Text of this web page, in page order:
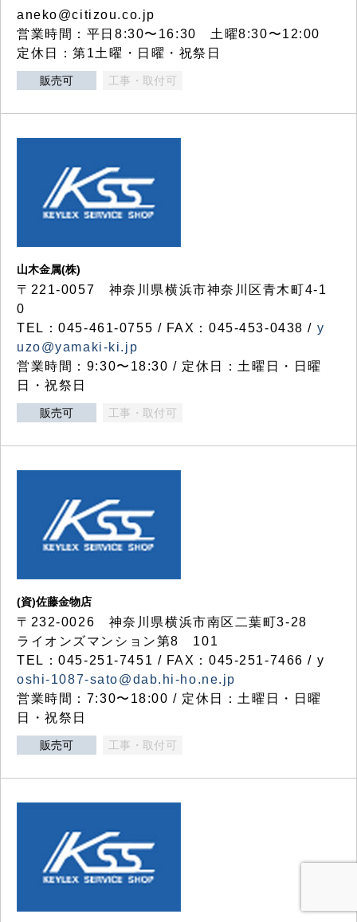
aneko@citizou.co.jp
営業時間：平日8:30〜16:30 土曜8:30〜12:00
定休日：第1土曜・日曜・祝祭日
販売可 工事・取付可
山木金属(株)
〒221-0057 神奈川県横浜市神奈川区青木町4-1
0
TEL：045-461-0755 / FAX：045-453-0438 / y
uzo@yamaki-ki.jp
営業時間：9:30〜18:30 / 定休日：土曜日・日曜
日・祝祭日
販売可 工事・取付可
(資)佐藤金物店
〒232-0026 神奈川県横浜市南区二葉町3-28
ライオンズマンション第8 101
TEL：045-251-7451 / FAX：045-251-7466 / y
oshi-1087-sato@dab.hi-ho.ne.jp
営業時間：7:30〜18:00 / 定休日：土曜日・日曜
日・祝祭日
販売可 工事・取付可